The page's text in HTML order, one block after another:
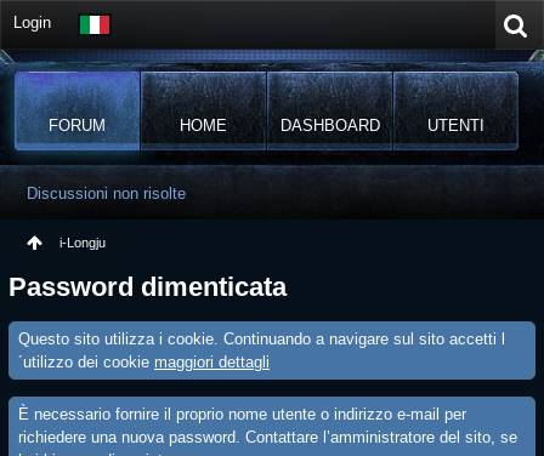
Login
FORUM HOME DASHBOARD UTENTI
Discussioni non risolte
i-Longju
Password dimenticata
Questo sito utilizza i cookie. Continuando a navigare sul sito accetti l
´utilizzo dei cookie maggiori dettagli
È necessario fornire il proprio nome utente o indirizzo e-mail per
richiedere una nuova password. Contattare l’amministratore del sito, se